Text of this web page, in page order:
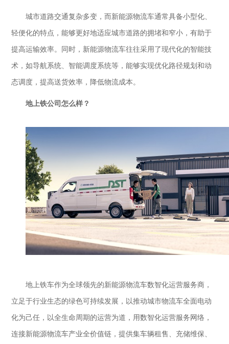
城市道路交通复杂多变，而新能源物流车通常具备小型化、
轻便化的特点，能够更好地适应城市道路的拥堵和窄小，有助于
提高运输效率。同时，新能源物流车往往采用了现代化的智能技
术，如导航系统、智能调度系统等，能够实现优化路径规划和动
态调度，提高送货效率，降低物流成本。
地上铁公司怎么样 ？
地上铁车作为全球领先的新能源物流车数智化运营服务商，
立足于行业生态的绿色可持续发展，以推动城市物流车全面电动
化为己任，以全生命周期的运营为道，用数智化运营服务网络，
连接新能源物流车产业全价值链，提供集车辆租售、充储维保、